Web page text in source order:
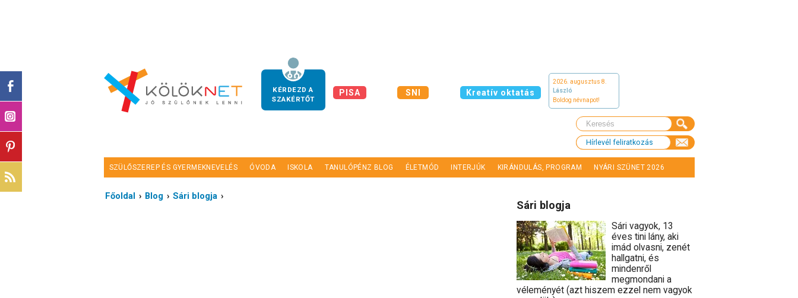
KÉRDEZD A
SZAKÉRTŐT
PISA SNI Kreatív oktatás
2026. augusztus 8.
László
Boldog névnapot!
Hírlevél feliratkozás
SZÜLŐSZEREP ÉS GYERMEKNEVELÉS ÓVODA ISKOLA TANULÓPÉNZ BLOG ÉLETMÓD INTERJÚK KIRÁNDULÁS, PROGRAM NYÁRI SZÜNET 2026
Főoldal › Blog › Sári blogja ›
Sári blogja
Sári vagyok, 13
éves tini lány, aki
imád olvasni, zenét
hallgatni, és
mindenről
megmondani a
véleményét (azt hiszem ezzel nem vagyok